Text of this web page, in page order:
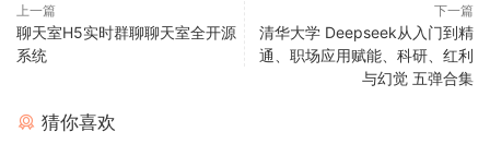
上一篇
聊天室H5实时群聊聊天室全开源
系统
下一篇
清华大学 Deepseek从入门到精
通、职场应用赋能、科研、红利
与幻觉 五弹合集
猜你喜欢